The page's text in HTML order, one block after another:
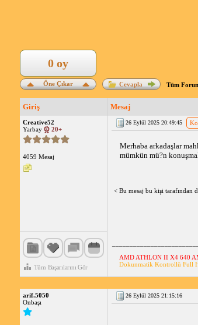
Öne Çıkar
0 oy
Cevapla Tüm
Giriş Mesaj
Creative52
Yarbay
20+
4059 Mesaj
Tüm Başarılarını Gör
26 Eylül 2025 20:49:45
Merhaba arkadaşlar
mümkün mü?n
< Bu mesaj bu kişi tarafından
AMD ATHLON II X4 640
Dokunmatik Kontrollü Full
arif.5050
Onbaşı
26 Eylül 2025 21:15:16